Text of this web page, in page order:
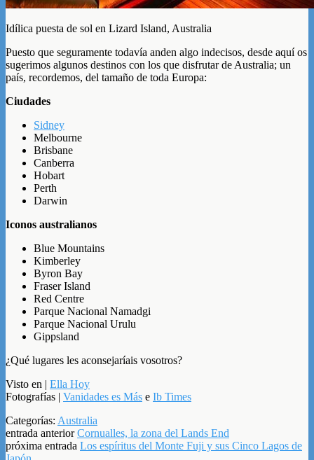
Idílica puesta de sol en Lizard Island, Australia
Puesto que seguramente todavía anden algo indecisos, desde aquí os
sugerimos algunos destinos con los que disfrutar de Australia; un
país, recordemos, del tamaño de toda Europa:
Ciudades
Sidney
Melbourne
Brisbane
Canberra
Hobart
Perth
Darwin
Iconos australianos
Blue Mountains
Kimberley
Byron Bay
Fraser Island
Red Centre
Parque Nacional Namadgi
Parque Nacional Urulu
Gippsland
¿Qué lugares les aconsejaríais vosotros?
Visto en | Ella Hoy
Fotografías | Vanidades es Más e Ib Times
Categorías: Australia
entrada anteriorCornualles, la zona del Lands End
próxima entrada Los espíritus del Monte Fuji y sus Cinco Lagos de